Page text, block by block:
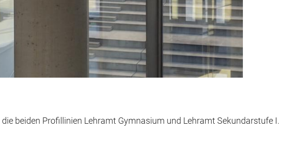
beiden Profillinien Lehramt Gymnasium und Lehramt Sekundarstufe I.